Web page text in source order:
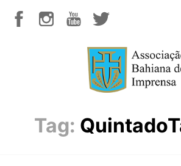
Tag: